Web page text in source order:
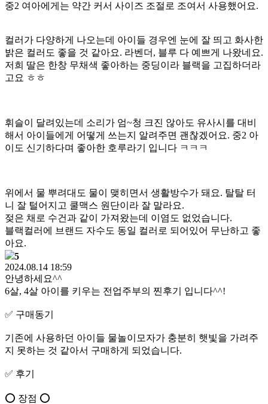
중2 여아에게는 약간 커서 사이즈 조절로 조여서 사용했어요.
컬러가 다양하게 나오는데 아이들 경우엔 눈에 잘 띄고 화사한
밝은 컬러도 좋을 것 같아요. 라벤더, 블루 다 예쁘게 나왔네요.
저희 딸은 한창 무채색 좋아하는 중딩이라 블랙을 고집하더라
고요 ㅎㅎ
휘슬이 달려있는데 소리가 엄~청 크진 않아도 유사시를 대비
해서 아이들에게 어떻게 쓰는지 알려주면 괜찮겠어요. 중2 아
이도 신기하다며 좋아한 호루라기 입니다 ㅋㅋㅋ
위에서 물 뿌려대도 물이 맺히면서 생활방수가 돼요. 탈탈 터
니 잘 털어지고 쿨맥스 원단이라 잘 말라요.
젖은 채로 수건과 같이 가져왔는데 이염도 없었습니다.
블랙컬러에 브랜드 자수도 동일 컬러로 되어있어 무난하고 좋
아요.
5
2024.08.14 18:59
안녕하세요^^
6살, 4살 아이를 키우는 전업주부의 찐후기 입니다^^!
✅️ 구매동기
기존에 사용하던 아이들 물놀이모자가 충분히 햇빛을 가려주
지 못하는 것 같아서 구매하게 되었습니다.
✅️ 후기
⭕️ 장점 ⭕️